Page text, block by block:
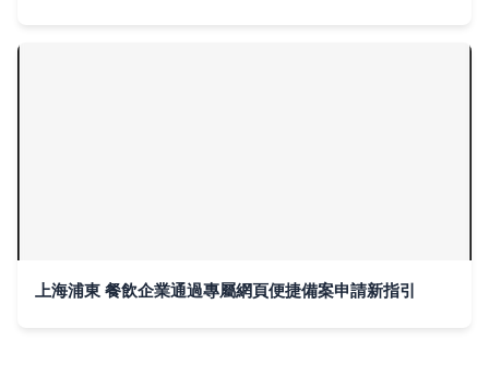
上海浦東 餐飲企業通過專屬網頁便捷備案申請新指引